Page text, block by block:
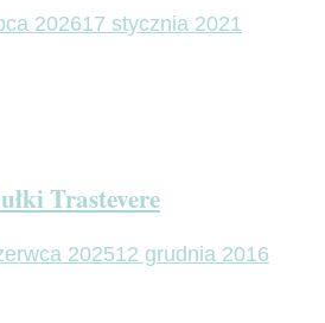
202617 stycznia 2021
Trastevere
202512 grudnia 2016